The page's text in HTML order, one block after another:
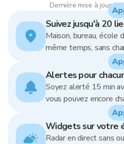
Dernière mise à jour :
Suivez jusqu'à 20
Maison, bureau, école
même temps, sans
Alertes pour
Soyez alerté 15 min
vous pouvez encore
Widgets sur votre
Radar en direct sans